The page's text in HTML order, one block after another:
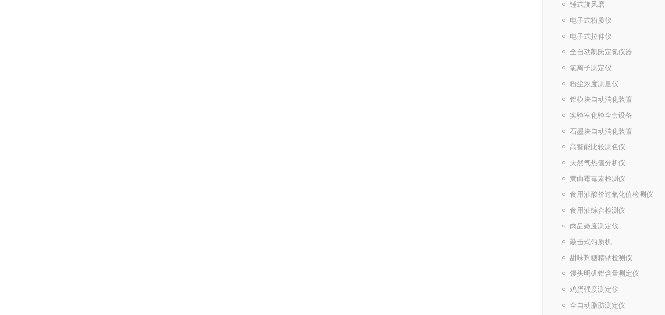
锤式旋风磨
电子式粉质仪
电子式拉伸仪
全自动凯氏定氮仪器
氯离子测定仪
粉尘浓度测量仪
铝模块自动消化装置
实验室化验全套设备
石墨块自动消化装置
高智能比较测色仪
天然气热值分析仪
黄曲霉毒素检测仪
食用油酸价过氧化值检测仪
食用油综合检测仪
肉品嫩度测定仪
敲击式匀质机
甜味剂糖精钠检测仪
馒头明矾铝含量测定仪
鸡蛋强度测定仪
全自动脂肪测定仪